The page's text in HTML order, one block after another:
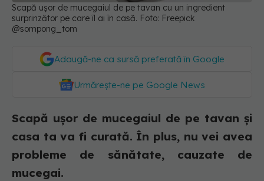
Scapă ușor de mucegaiul de pe tavan cu un ingredient
surprinzător pe care îl ai în casă. Foto: Freepick
@sompong_tom
Adaugă-ne ca sursă preferată în Google
Urmărește-ne pe Google News
Scapă ușor de mucegaiul de pe tavan și
casa ta va fi curată. În plus, nu vei avea
probleme de sănătate, cauzate de
mucegai.